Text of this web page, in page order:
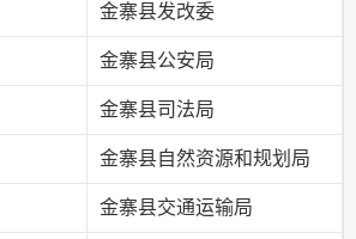
金寨县发改委
金寨县公安局
金寨县司法局
金寨县自然资源和规划局
金寨县交通运输局